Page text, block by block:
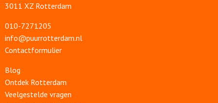
3011 XZ Rotterdam
010-7271205
info@puurrotterdam.nl
Contactformulier
Blog
Ontdek Rotterdam
Veelgestelde vragen